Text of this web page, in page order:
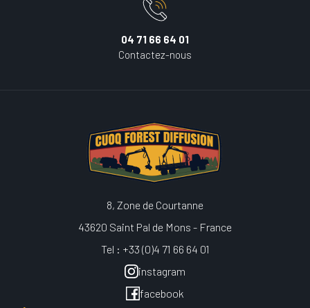
04 71 66 64 01
Contactez-nous
8, Zone de Courtanne
43620 Saint Pal de Mons - France
Tel : +33 (0)4 71 66 64 01
instagram
facebook